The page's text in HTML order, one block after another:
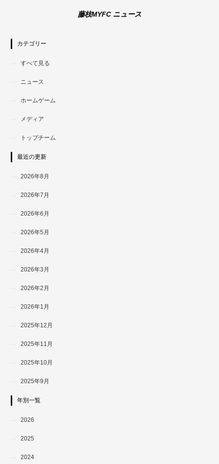
藤枝MYFC ニュース
カテゴリー
すべて見る
ニュース
ホームゲーム
メディア
トップチーム
最近の更新
2026年8月
2026年7月
2026年6月
2026年5月
2026年4月
2026年3月
2026年2月
2026年1月
2025年12月
2025年11月
2025年10月
2025年9月
年別一覧
2026
2025
2024